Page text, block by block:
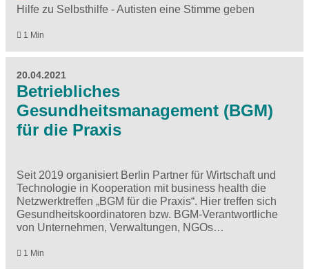
Hilfe zu Selbsthilfe - Autisten eine Stimme geben
1 Min
20.04.2021
Betriebliches
Gesundheitsmanagement (BGM)
für die Praxis
Seit 2019 organisiert Berlin Partner für Wirtschaft und
Technologie in Kooperation mit business health die
Netzwerktreffen „BGM für die Praxis“. Hier treffen sich
Gesundheitskoordinatoren bzw. BGM-Verantwortliche
von Unternehmen, Verwaltungen, NGOs…
1 Min